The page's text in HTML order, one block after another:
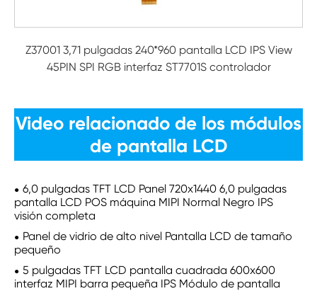
Z37001 3,71 pulgadas 240*960 pantalla LCD IPS View
45PIN SPI RGB interfaz ST7701S controlador
Video relacionado de los módulos
de pantalla LCD
6,0 pulgadas TFT LCD Panel 720x1440 6,0 pulgadas
pantalla LCD POS máquina MIPI Normal Negro IPS
visión completa
Panel de vidrio de alto nivel Pantalla LCD de tamaño
pequeño
5 pulgadas TFT LCD pantalla cuadrada 600x600
interfaz MIPI barra pequeña IPS Módulo de pantalla